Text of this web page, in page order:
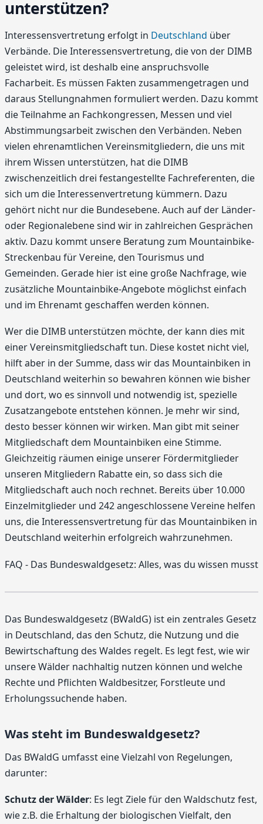
unterstützen?
Interessensvertretung erfolgt in Deutschland über
Verbände. Die Interessensvertretung, die von der DIMB
geleistet wird, ist deshalb eine anspruchsvolle
Facharbeit. Es müssen Fakten zusammengetragen und
daraus Stellungnahmen formuliert werden. Dazu kommt
die Teilnahme an Fachkongressen, Messen und viel
Abstimmungsarbeit zwischen den Verbänden. Neben
vielen ehrenamtlichen Vereinsmitgliedern, die uns mit
ihrem Wissen unterstützen, hat die DIMB
zwischenzeitlich drei festangestellte Fachreferenten, die
sich um die Interessenvertretung kümmern. Dazu
gehört nicht nur die Bundesebene. Auch auf der Länder-
oder Regionalebene sind wir in zahlreichen Gesprächen
aktiv. Dazu kommt unsere Beratung zum Mountainbike-
Streckenbau für Vereine, den Tourismus und
Gemeinden. Gerade hier ist eine große Nachfrage, wie
zusätzliche Mountainbike-Angebote möglichst einfach
und im Ehrenamt geschaffen werden können.
Wer die DIMB unterstützen möchte, der kann dies mit
einer Vereinsmitgliedschaft tun. Diese kostet nicht viel,
hilft aber in der Summe, dass wir das Mountainbiken in
Deutschland weiterhin so bewahren können wie bisher
und dort, wo es sinnvoll und notwendig ist, spezielle
Zusatzangebote entstehen können. Je mehr wir sind,
desto besser können wir wirken. Man gibt mit seiner
Mitgliedschaft dem Mountainbiken eine Stimme.
Gleichzeitig räumen einige unserer Fördermitglieder
unseren Mitgliedern Rabatte ein, so dass sich die
Mitgliedschaft auch noch rechnet. Bereits über 10.000
Einzelmitglieder und 242 angeschlossene Vereine helfen
uns, die Interessensvertretung für das Mountainbiken in
Deutschland weiterhin erfolgreich wahrzunehmen.
FAQ - Das Bundeswaldgesetz: Alles, was du wissen musst
Das Bundeswaldgesetz (BWaldG) ist ein zentrales Gesetz
in Deutschland, das den Schutz, die Nutzung und die
Bewirtschaftung des Waldes regelt. Es legt fest, wie wir
unsere Wälder nachhaltig nutzen können und welche
Rechte und Pflichten Waldbesitzer, Forstleute und
Erholungssuchende haben.
Was steht im Bundeswaldgesetz?
Das BWaldG umfasst eine Vielzahl von Regelungen,
darunter:
Schutz der Wälder: Es legt Ziele für den Waldschutz fest,
wie z.B. die Erhaltung der biologischen Vielfalt, den